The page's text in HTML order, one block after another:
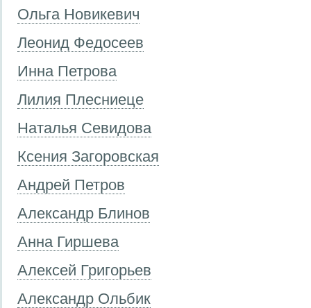
Ольга Новикевич
Леонид Федосеев
Инна Петрова
Лилия Плесниеце
Наталья Севидова
Ксения Загоровская
Андрей Петров
Александр Блинов
Анна Гиршева
Алексей Григорьев
Александр Ольбик